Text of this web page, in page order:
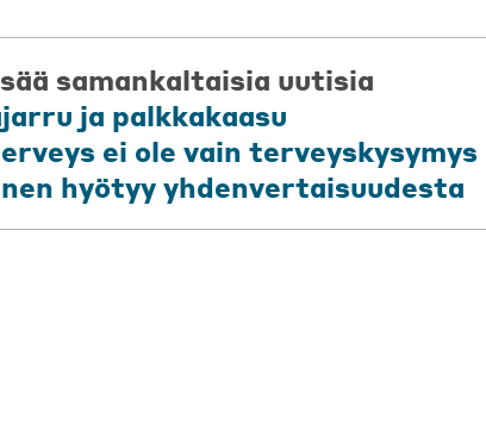
samankaltaisia uutisia
ja palkkakaasu
ei ole vain terveyskysymys
hyötyy yhdenvertaisuudesta